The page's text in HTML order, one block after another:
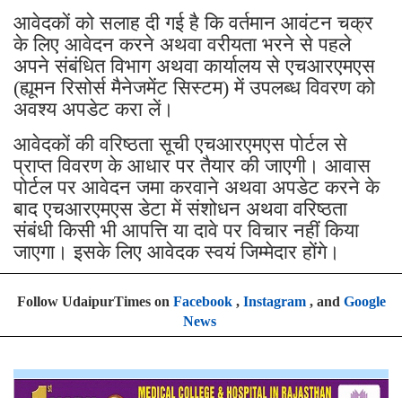
आवेदकों को सलाह दी गई है कि वर्तमान आवंटन चक्र
के लिए आवेदन करने अथवा वरीयता भरने से पहले
अपने संबंधित विभाग अथवा कार्यालय से एचआरएमएस
(ह्यूमन रिसोर्स मैनेजमेंट सिस्टम) में उपलब्ध विवरण को
अवश्य अपडेट करा लें।
आवेदकों की वरिष्ठता सूची एचआरएमएस पोर्टल से
प्राप्त विवरण के आधार पर तैयार की जाएगी। आवास
पोर्टल पर आवेदन जमा करवाने अथवा अपडेट करने के
बाद एचआरएमएस डेटा में संशोधन अथवा वरिष्ठता
संबंधी किसी भी आपत्ति या दावे पर विचार नहीं किया
जाएगा। इसके लिए आवेदक स्वयं जिम्मेदार होंगे।
Follow UdaipurTimes on Facebook, Instagram, and Google
News